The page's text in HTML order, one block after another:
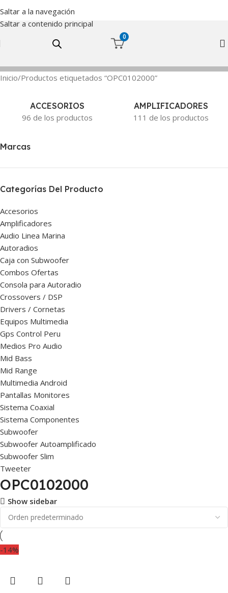
Saltar a la navegación
Saltar a contenido principal
0
Inicio Productos etiquetados “OPC0102000”
ACCESORIOS
96 de los productos
AMPLIFICADORES
111 de los productos
Marcas
Categorías Del Producto
Accesorios
Amplificadores
Audio Linea Marina
Autoradios
Caja con Subwoofer
Combos Ofertas
Consola para Autoradio
Crossovers / DSP
Drivers / Cornetas
Equipos Multimedia
Gps Control Peru
Medios Pro Audio
Mid Bass
Mid Range
Multimedia Android
Pantallas Monitores
Sistema Coaxial
Sistema Componentes
Subwoofer
Subwoofer Autoamplificado
Subwoofer Slim
Tweeter
OPC0102000
Show sidebar
-14%